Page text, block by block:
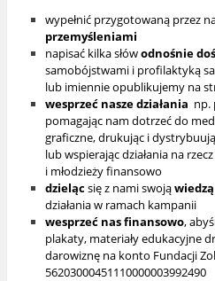
wypełnić przygotowaną przez
przemyśleniami
napisać kilka słówodnośnie
samobójstwami i profilaktyką
lub imiennie opublikujemy na
wesprzeć nasze działania np.
pomagając nam dotrzeć do
graficzne, drukując i
lub wspierając działania na
i młodzieży finansowo
dzielącsię z nami swoją
działania w ramach kampanii
wesprzeć nas finansowo,
plakaty, materiały edukacyjne
darowiznę na konto Fundacji
56203000451110000003992490